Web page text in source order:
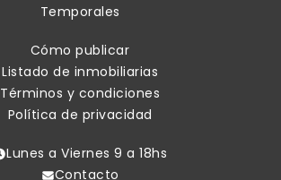
Temporales
Cómo publicar
Listado de inmobiliarias
Términos y condiciones
Política de privacidad
Lunes a Viernes 9 a 18hs
Contacto